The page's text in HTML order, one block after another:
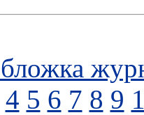
4 5 6 7 8 9